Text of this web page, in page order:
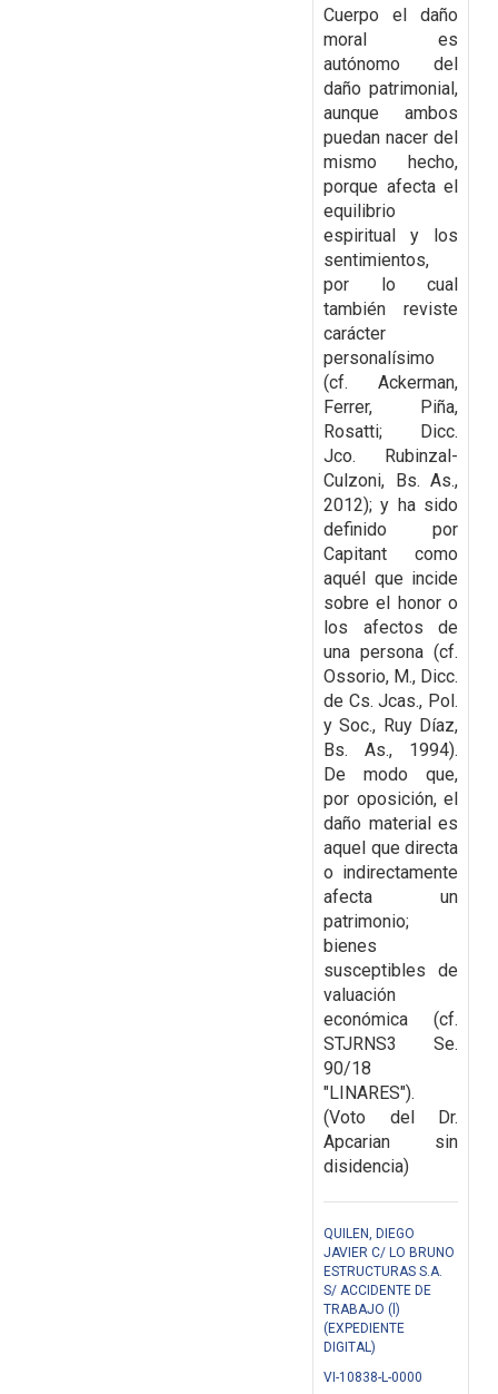
Cuerpo el daño
moral es
autónomo del
daño patrimonial,
aunque ambos
puedan nacer del
mismo hecho,
porque afecta el
equilibrio
espiritual y los
sentimientos,
por lo cual
también reviste
carácter
personalísimo
(cf. Ackerman,
Ferrer, Piña,
Rosatti; Dicc.
Jco. Rubinzal-
Culzoni, Bs. As.,
2012); y ha sido
definido por
Capitant como
aquél que incide
sobre el honor o
los afectos de
una persona (cf.
Ossorio, M., Dicc.
de Cs. Jcas., Pol.
y Soc., Ruy Díaz,
Bs. As., 1994).
De modo que,
por oposición, el
daño material es
aquel que directa
o indirectamente
afecta un
patrimonio;
bienes
susceptibles de
valuación
económica (cf.
STJRNS3 Se.
90/18
"LINARES").
(Voto del Dr.
Apcarian sin
disidencia)
QUILEN, DIEGO
JAVIER C/ LO BRUNO
ESTRUCTURAS S.A.
S/ ACCIDENTE DE
TRABAJO (l)
(EXPEDIENTE
DIGITAL)
VI-10838-L-0000